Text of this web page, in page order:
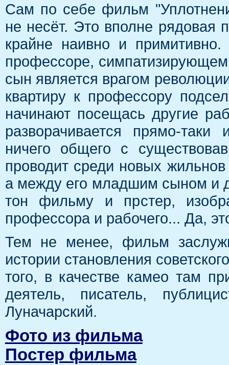
Сам по себе фильм
не несёт. Это вполне рядовая
крайне наивно и
профессоре, симпатизирующем
сын является врагом
квартиру к профессору
начинают посещась другие
разворачивается прямо-
ничего общего с
проводит среди новых
а между его младшим сыном и
тон фильму и прстер,
профессора и рабочего... Да,
Тем не менее, фильм
истории становления
того, в качестве камео там
деятель, писатель,
Луначарский.
Фото из фильма
Постер фильма